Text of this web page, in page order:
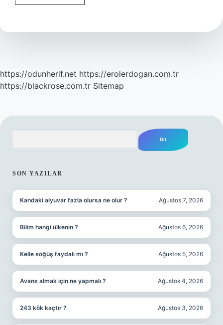
Insan
Sayfa
https://odunherif.net https://erolerdogan.com.tr
https://blackrose.com.tr Sitemap
SON YAZILAR
Kandaki alyuvar fazla olursa ne olur ? Ağustos 7, 2026
Bilim hangi ülkenin ? Ağustos 6, 2026
Kelle söğüş faydalı mı ? Ağustos 5, 2026
Avans almak için ne yapmalı ? Ağustos 4, 2026
243 kök kaçtır ? Ağustos 3, 2026